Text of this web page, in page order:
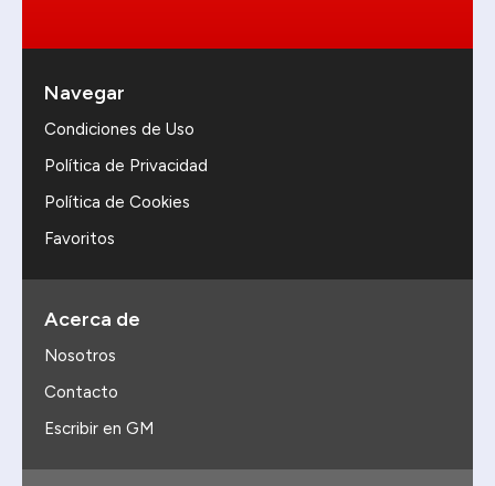
Navegar
Condiciones de Uso
Política de Privacidad
Política de Cookies
Favoritos
Acerca de
Nosotros
Contacto
Escribir en GM